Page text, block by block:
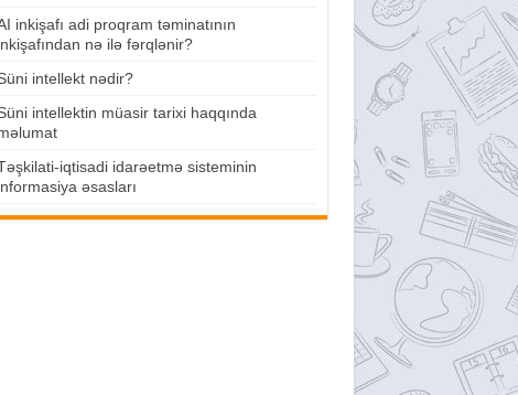
inkişafı adi proqram təminatının
nə ilə fərqlənir?
intellekt nədir?
intellektin müasir tarixi haqqında
iqtisadi idarəetmə sisteminin
əsasları